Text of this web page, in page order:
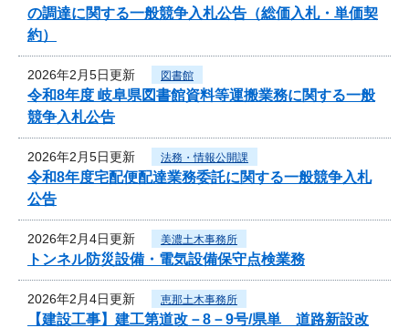
の調達に関する一般競争入札公告（総価入札・単価契
約）
2026年2月5日更新 図書館
令和8年度 岐阜県図書館資料等運搬業務に関する一般
競争入札公告
2026年2月5日更新 法務・情報公開課
令和8年度宅配便配達業務委託に関する一般競争入札
公告
2026年2月4日更新 美濃土木事務所
トンネル防災設備・電気設備保守点検業務
2026年2月4日更新 恵那土木事務所
【建設工事】建工第道改－8－9号/県単 道路新設改